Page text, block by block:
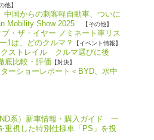
他】
中国からの刺客軽自動車、ついに
Mobility Show 2025
【その他】
・ザ・イヤー ノミネート車リス
1は、どのクルマ？
【イベント情報】
ストレイル クルマ選びに後
底比較・評価 【対決】
ーショーレポート＜BYD、水中
系）新車情報・購入ガイド 一
重視した特別仕様車「PS」を投